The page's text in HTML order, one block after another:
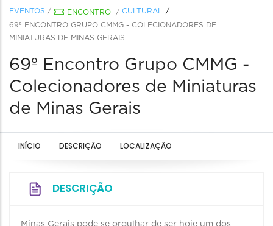
EVENTOS / ENCONTRO / CULTURAL
69º ENCONTRO GRUPO CMMG - COLECIONADORES DE
MINIATURAS DE MINAS GERAIS
69º Encontro Grupo CMMG -
Colecionadores de Miniaturas
de Minas Gerais
INÍCIO DESCRIÇÃO LOCALIZAÇÃO
DESCRIÇÃO
Minas Gerais pode se orgulhar de ser hoje um dos